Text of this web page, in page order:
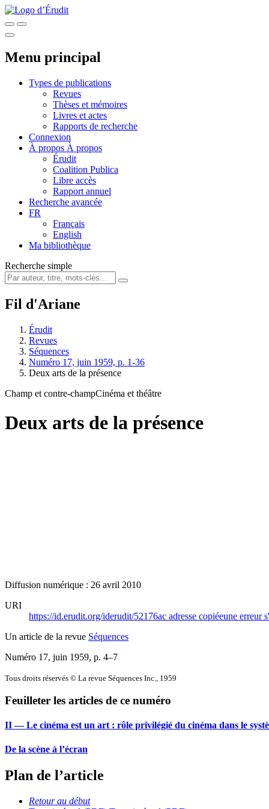
Menu principal
Types de publications
Revues
Thèses et mémoires
Livres et actes
Rapports de recherche
Connexion
À propos À propos
Érudit
Coalition Publica
Libre accès
Rapport annuel
Recherche avancée
FR
Français
English
Ma bibliothèque
Recherche simple
Fil d'Ariane
Érudit
Revues
Séquences
Numéro 17, juin 1959, p. 1-36
Deux arts de la présence
Champ et contre-champCinéma et théâtre
Deux arts de la présence
Diffusion numérique : 26 avril 2010
URI
https://id.erudit.org/iderudit/52176ac adresse copiéeune erreur
Un article de la revue Séquences
Numéro 17, juin 1959, p. 4–7
Tous droits réservés © La revue Séquences Inc., 1959
Feuilleter les articles de ce numéro
II — Le cinéma est un art : rôle privilégié du cinéma dans le
De la scène à l’écran
Plan de l’article
Retour au début